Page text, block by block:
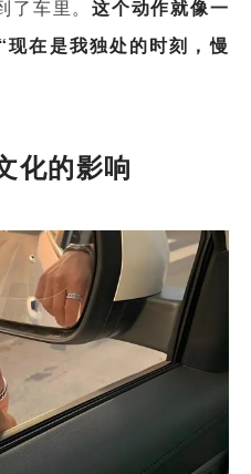
车里。 这个动作就像一
在是我独处的时刻，慢
化的影响